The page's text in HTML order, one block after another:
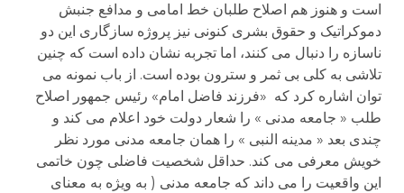
است و هنوز هم اصلاح طلبان خط امامی و مدافع جنبش
دموکراتیک و حقوق بشری کنونی نیز پروژه سازگاری این دو
ناسازه را دنبال می کنند، اما تجربه نشان داده است که چنین
تلاشی به کلی بی ثمر و سترون بوده است. از باب نمونه می
توان اشاره کرد که «فرزند فاضل امام» رئیس جمهور اصلاح
طلب « جامعه مدنی » را شعار دولت خود اعلام می کند و
چندی بعد « مدینه النبی » را همان جامعه مدنی مورد نظر
خویش معرفی می کند. حداقل شخصیت فاضلی چون خاتمی
این واقعیت را می داند که جامعه مدنی ( به ویژه به معنای